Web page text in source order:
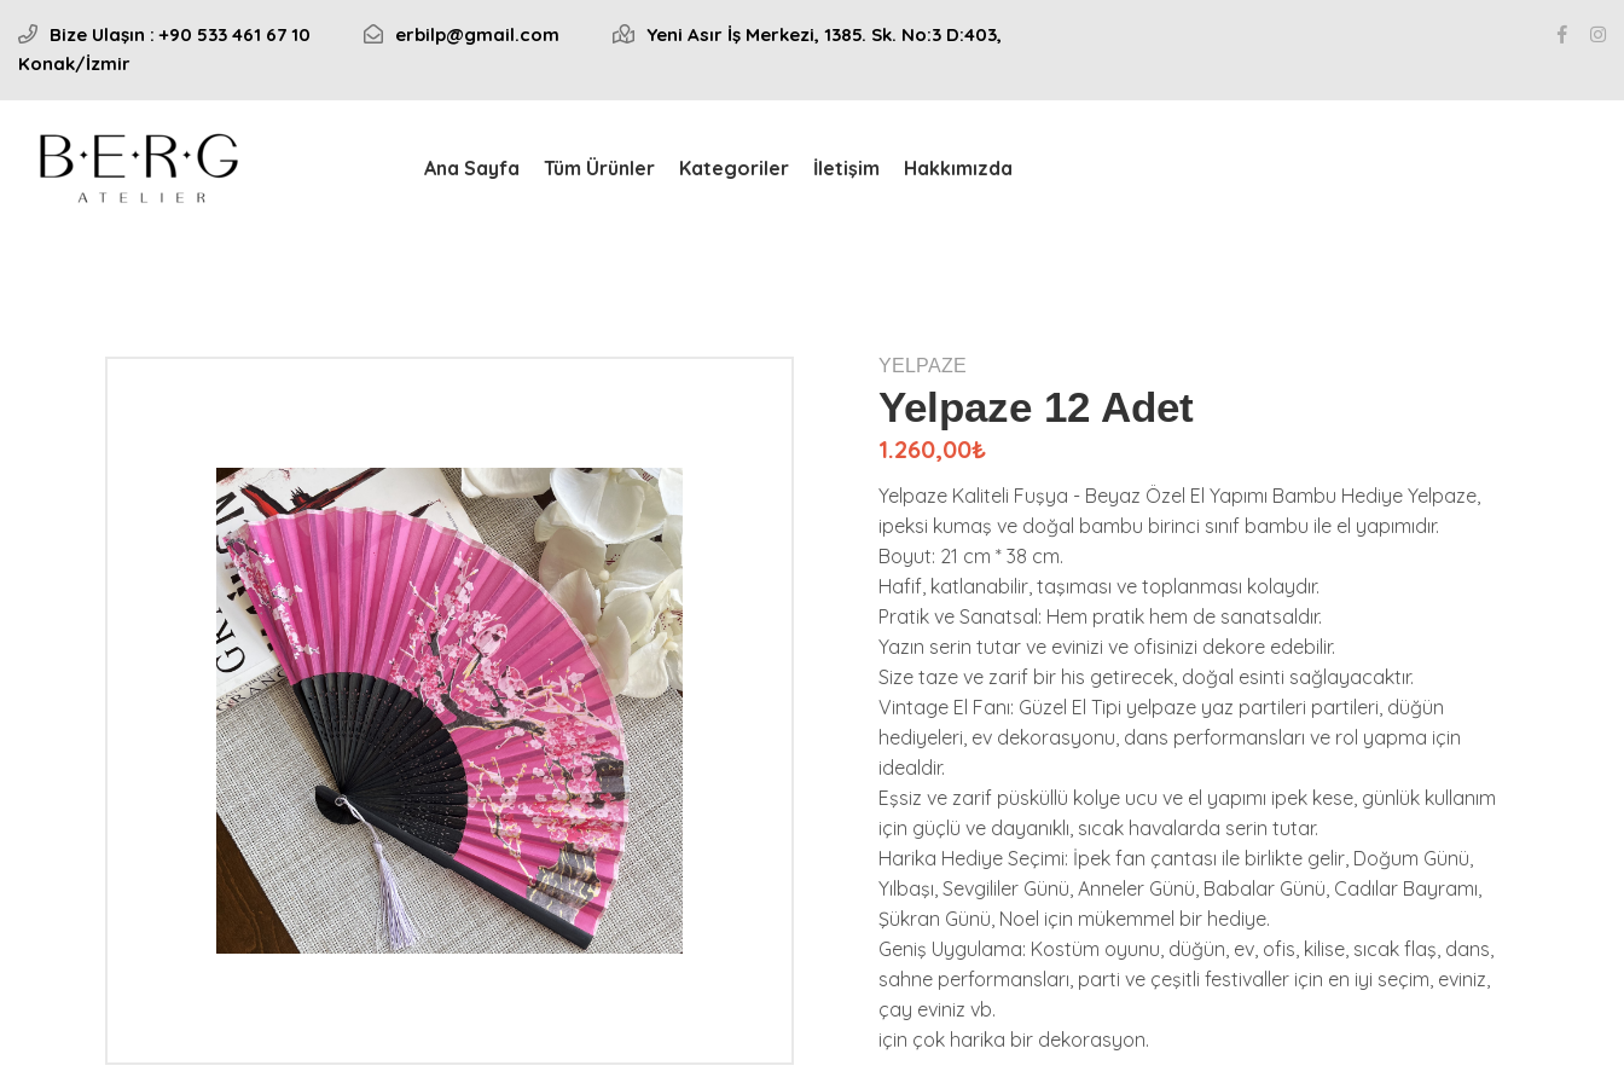
Bize Ulaşın : +90 533 461 67 10 erbilp@gmail.com
Yeni Asır İş Merkezi, 1385. Sk. No:3 D:403,
Konak/İzmir
Ana Sayfa Tüm Ürünler Kategoriler İletişim Hakkımızda
YELPAZE
Yelpaze 12 Adet
1.260,00₺
Yelpaze Kaliteli Fuşya - Beyaz Özel El Yapımı Bambu Hediye Yelpaze,
ipeksi kumaş ve doğal bambu birinci sınıf bambu ile el yapımıdır.
Boyut: 21 cm * 38 cm.
Hafif, katlanabilir, taşıması ve toplanması kolaydır.
Pratik ve Sanatsal: Hem pratik hem de sanatsaldır.
Yazın serin tutar ve evinizi ve ofisinizi dekore edebilir.
Size taze ve zarif bir his getirecek, doğal esinti sağlayacaktır.
Vintage El Fanı: Güzel El Tipi yelpaze yaz partileri partileri, düğün
hediyeleri, ev dekorasyonu, dans performansları ve rol yapma için
idealdir.
Eşsiz ve zarif püsküllü kolye ucu ve el yapımı ipek kese, günlük kullanım
için güçlü ve dayanıklı, sıcak havalarda serin tutar.
Harika Hediye Seçimi: İpek fan çantası ile birlikte gelir, Doğum Günü,
Yılbaşı, Sevgililer Günü, Anneler Günü, Babalar Günü, Cadılar Bayramı,
Şükran Günü, Noel için mükemmel bir hediye.
Geniş Uygulama: Kostüm oyunu, düğün, ev, ofis, kilise, sıcak flaş, dans,
sahne performansları, parti ve çeşitli festivaller için en iyi seçim, eviniz,
çay eviniz vb.
için çok harika bir dekorasyon.